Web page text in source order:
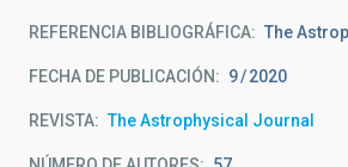
REFERENCIA BIBLIOGRÁFICA The
FECHA DE PUBLICACIÓN: 9 2020
REVISTA The Astrophysical Journal